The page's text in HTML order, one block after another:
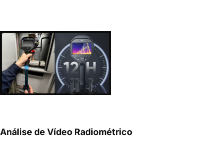
Análise de Vídeo Radiométrico